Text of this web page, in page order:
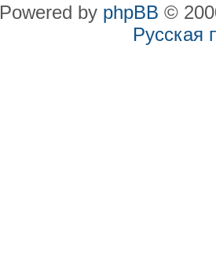
Powered by phpBB ©
Русская